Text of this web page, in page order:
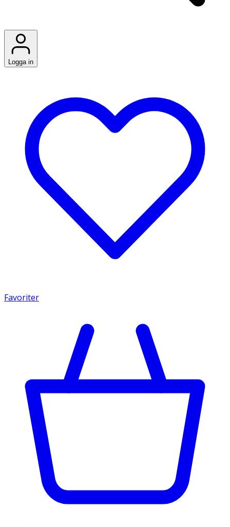
Logga in
Favoriter